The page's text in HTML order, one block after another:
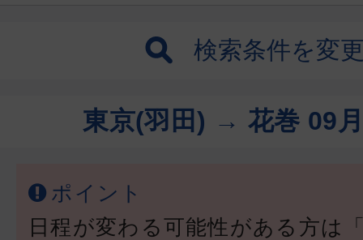
検索条件を変
東京(羽田) → 花巻 09
ポイント
日程が変わる可能性がある方は